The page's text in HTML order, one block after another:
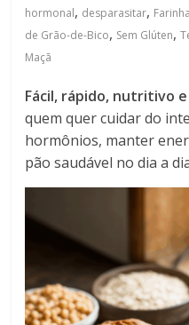
hormonal, desparasitar,
de Grão-de-Bico, Sem Glúten,
Maçã
Fácil, rápido, nutritivo e
quem quer cuidar do
hormônios, manter
pão saudável no dia a